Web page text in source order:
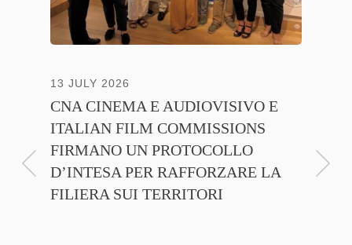
13 JULY 2026
CNA CINEMA E AUDIOVISIVO E
ITALIAN FILM COMMISSIONS
FIRMANO UN PROTOCOLLO
D’INTESA PER RAFFORZARE LA
FILIERA SUI TERRITORI